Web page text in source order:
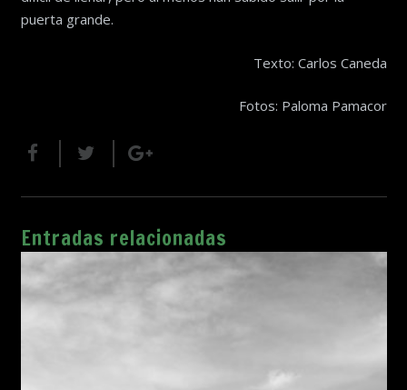
puerta grande.
Texto: Carlos Caneda
Fotos: Paloma Pamacor
Entradas relacionadas